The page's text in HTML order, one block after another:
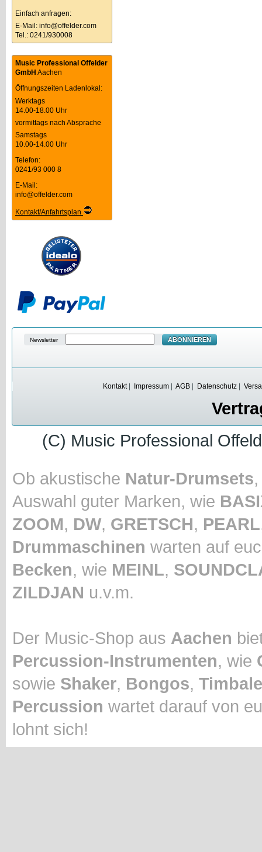
Einfach anfragen:
E-Mail: info@offelder.com
Tel.: 0241/930008
Music Professional Offelder
GmbH Aachen
Öffnungszeiten Ladenlokal:
Werktags
14.00-18.00 Uhr
vormittags nach Absprache
Samstags
10.00-14.00 Uhr
Telefon:
0241/93 000 8
E-Mail:
info@offelder.com
Kontakt/Anfahrtsplan
Newsletter ABONNIEREN
Kontakt| Impressum AGB Datenschutz
(C) Music Professional
Ob akustische Natur-Drumsets
Auswahl guter Marken, wie
ZOOM, DW, GRETSCH, PEARL
Drummaschinen warten auf
Becken, wie MEINL,
ZILDJAN u.v.m.
Der Music-Shop aus Aachen
Percussion-Instrumenten, wie
sowie Shaker, Bongos,
Percussion wartet darauf von
lohnt sich!